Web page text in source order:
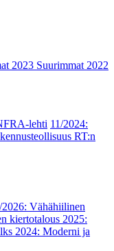
2023 Suurimmat 2022
lehti 11/2024:
RT:n
2026: Vähähiilinen
kiertotalous 2025:
2024: Moderni ja